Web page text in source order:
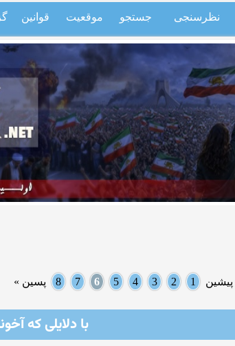
نظرسنجی جستجو موقعیت قوانین
پیشین 1
2
3
4
5
6
7
8 پسین »
با دلایلی كه